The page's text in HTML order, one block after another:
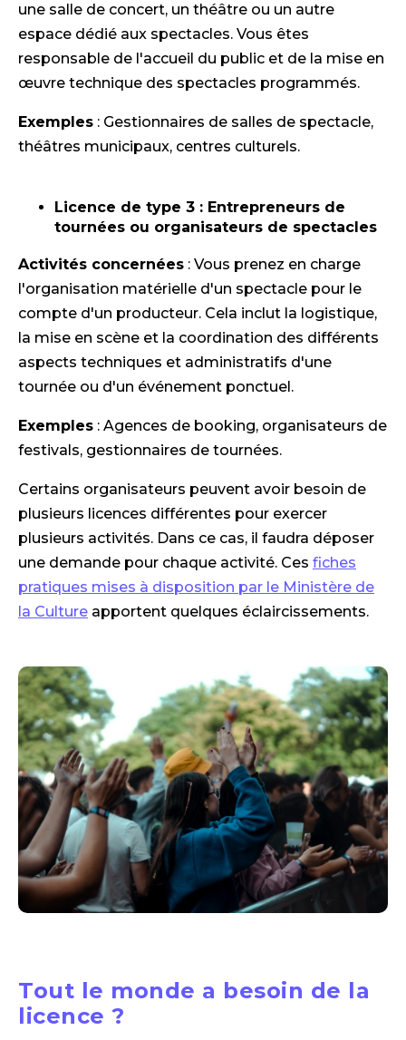
une salle de concert, un théâtre ou un autre
espace dédié aux spectacles. Vous êtes
responsable de l'accueil du public et de la mise en
œuvre technique des spectacles programmés.
Exemples : Gestionnaires de salles de spectacle,
théâtres municipaux, centres culturels.
Licence de type 3 : Entrepreneurs de
tournées ou organisateurs de spectacles
Activités concernées : Vous prenez en charge
l'organisation matérielle d'un spectacle pour le
compte d'un producteur. Cela inclut la logistique,
la mise en scène et la coordination des différents
aspects techniques et administratifs d'une
tournée ou d'un événement ponctuel.
Exemples : Agences de booking, organisateurs de
festivals, gestionnaires de tournées.
Certains organisateurs peuvent avoir besoin de
plusieurs licences différentes pour exercer
plusieurs activités. Dans ce cas, il faudra déposer
une demande pour chaque activité. Ces fiches
pratiques mises à disposition par le Ministère de
la Culture apportent quelques éclaircissements.
Tout le monde a besoin de la
licence ?